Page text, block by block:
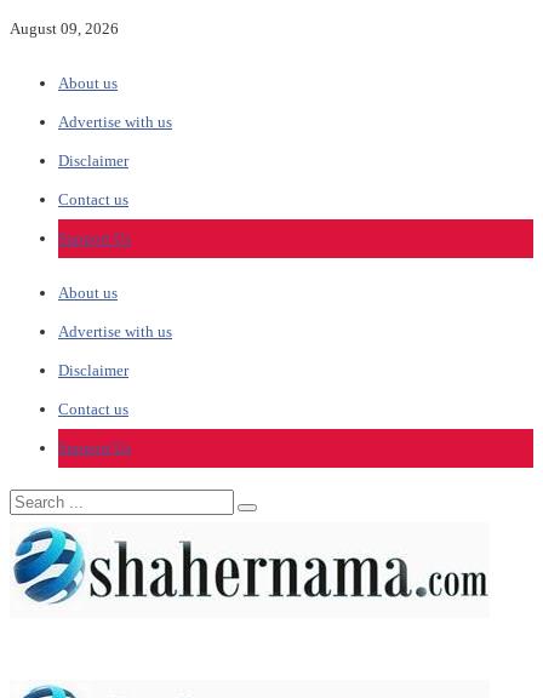
August 09, 2026
About us
Advertise with us
Disclaimer
Contact us
Support Us
About us
Advertise with us
Disclaimer
Contact us
Support Us